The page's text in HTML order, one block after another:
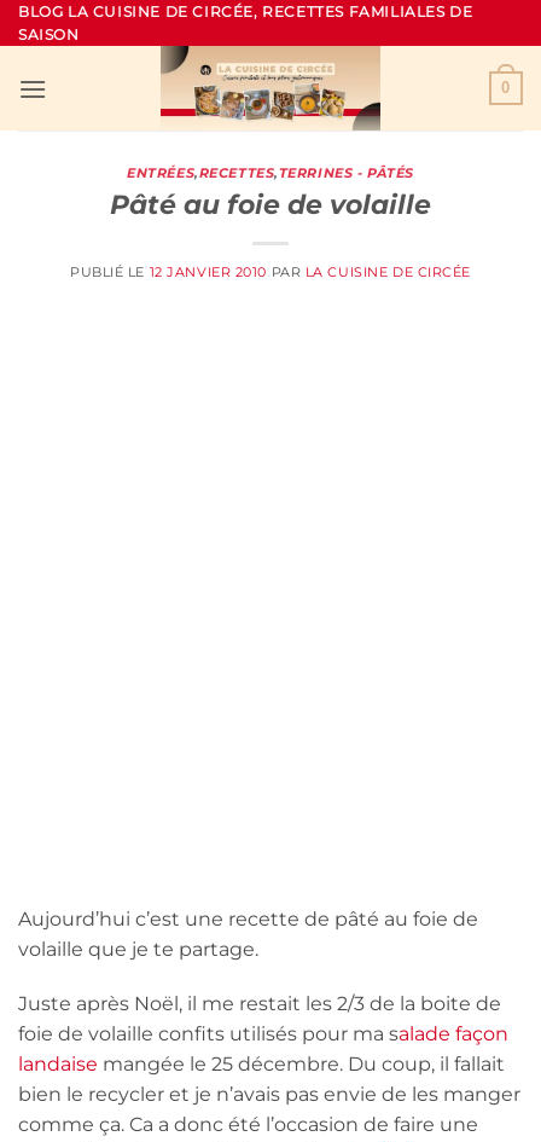
Passer
au
BLOG LA CUISINE DE CIRCÉE, RECETTES FAMILIALES DE
SAISON
0
ENTRÉES,RECETTES,TERRINES - PÂTÉS
Pâté au foie de volaille
PUBLIÉ LE 12 JANVIER 2010 PAR LA CUISINE DE CIRCÉE
Aujourd’hui c’est une recette de pâté au foie de
volaille que je te partage.
Juste après Noël, il me restait les 2/3 de la boite de
foie de volaille confits utilisés pour ma salade façon
landaise mangée le 25 décembre. Du coup, il fallait
bien le recycler et je n’avais pas envie de les manger
comme ça. Ca a donc été l’occasion de faire une